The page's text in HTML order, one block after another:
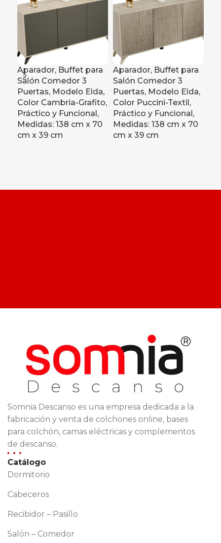
Aparador, Buffet para
Salón Comedor 3
Puertas, Modelo Elda,
Color Cambria-Grafito,
Práctico y Funcional,
Medidas: 138 cm x 70
cm x 39 cm
Aparador, Buffet para
Salón Comedor 3
Puertas, Modelo Elda,
Color Puccini-Textil,
Práctico y Funcional,
Medidas: 138 cm x 70
cm x 39 cm
Somnia Descanso es una empresa dedicada a la
fabricación y venta de colchones online, bases
para colchón, camas eléctricas y complementos
de descanso.
Catálogo
Dormitorio
Cabeceros
Recibidor – Pasillo
Salón – Comedor